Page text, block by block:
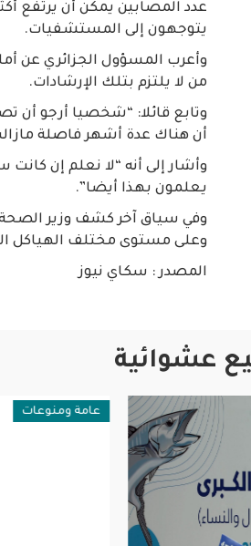
عدد المصابين يمكن أن يرتفع
يتوجهون إلى المستشفيات.
وأعرب المسؤول الجزائري عن
من لا يلتزم بتلك الإرشادات.
وتابع قائلا: “شخصيا أرجو أن
أن هناك عدة أشهر فاصلة
وأشار إلى أنه “لا نعلم إن كانت
يعلمون بهذا أيضا”.
وفي سياق آخر كشف وزير الصحة
وعلى مستوى مختلف الهياكل
المصدر : سكاي نيوز
عشوائية
عامة ومنوعات